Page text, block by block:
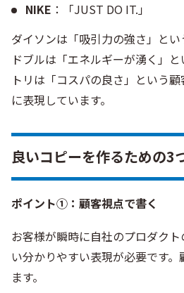
NIKE ：「JUST DO IT.」
ダイソンは「吸引力の強さ」と
ドブルは「エネルギーが湧く」
トリは「コスパの良さ」という
に表現しています。
良いコピーを作るための3
ポイント①：顧客視点で書く
お客様が瞬時に自社のプロダク
い分かりやすい表現が必要です
ます。